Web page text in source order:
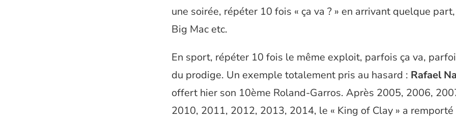
une soirée, répéter 10 fois « ça va ? » en arrivant quelque
Big Mac etc.
En sport, répéter 10 fois le même exploit, parfois ça va,
du prodige. Un exemple totalement pris au hasard : Rafael
offert hier son 10ème Roland-Garros. Après 2005, 2006,
2010, 2011, 2012, 2013, 2014, le « King of Clay » a remporté